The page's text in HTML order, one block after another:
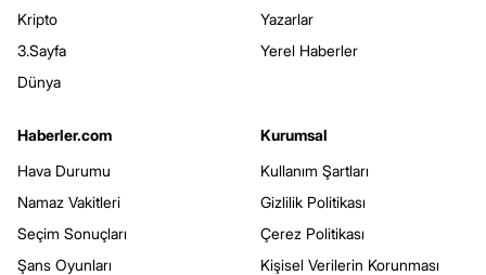
Kripto
3.Sayfa
Dünya
Yazarlar
Yerel Haberler
Haberler.com
Hava Durumu
Namaz Vakitleri
Seçim Sonuçları
Şans Oyunları
Kurumsal
Kullanım Şartları
Gizlilik Politikası
Çerez Politikası
Kişisel Verilerin Korunması